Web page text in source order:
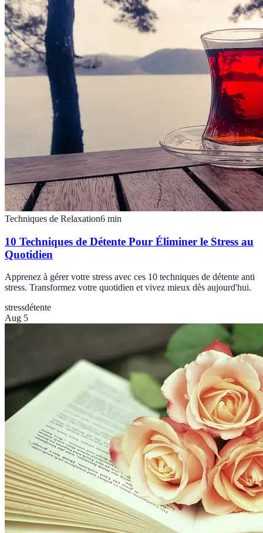
Techniques de Relaxation6 min
10 Techniques de Détente Pour Éliminer le Stress au
Quotidien
Apprenez à gérer votre stress avec ces 10 techniques de détente anti
stress. Transformez votre quotidien et vivez mieux dès aujourd'hui.
stressdétente
Aug 5